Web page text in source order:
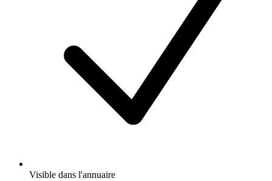
Visible dans l'annuaire